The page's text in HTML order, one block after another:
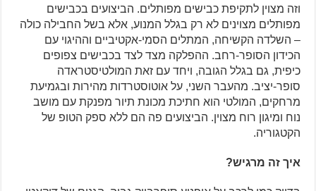
וזה מצוין לתקיפת כבישים מפותלים. הביצועים בכבישים
מפותלים מצוינים לא רק בגלל המנוע, אלא בשל החבילה כולה
– השלדה הקשיחה, המתלים הסמי-אקטיביים וההיגוי עם
הכידון הסופר-רחב. ההפלקה מצד לצד בכבישים צפופים
כיפית, גם בגלל הגובה, ויחד עם זאת המולטיסטראדה
סופר-יציב. מהעבר השני, על אוטוסטרדות מהירות ובגמיעת
מרחקים, המולטי הוא חתיכת מכונת תיור מפנקת עם מושב
נוח ומיגון רוח מצוין. הביצועים פה הם ללא ספק הטופ של
הקטגוריה.
איך זה מרגיש?